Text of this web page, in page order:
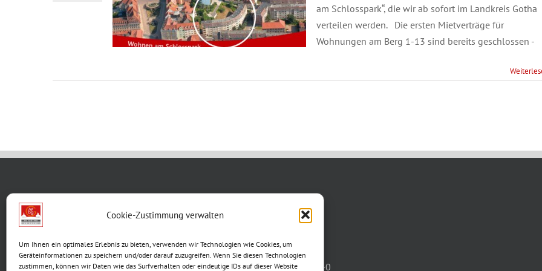
Cookie-Zustimmung verwalten
Um Ihnen ein optimales Erlebnis zu bieten, verwenden wir Technologien wie Cookies, um
Geräteinformationen zu speichern und/oder darauf zuzugreifen. Wenn Sie diesen Technologien
zustimmen, können wir Daten wie das Surfverhalten oder eindeutige IDs auf dieser Website
am Schlosspark“, die wir ab sofort im Landkreis Gotha
verteilen werden. Die ersten Mietverträge für
Wohnungen am Berg 1-13 sind bereits geschlossen -
99867 Gotha
Telefon:03621/3077-0